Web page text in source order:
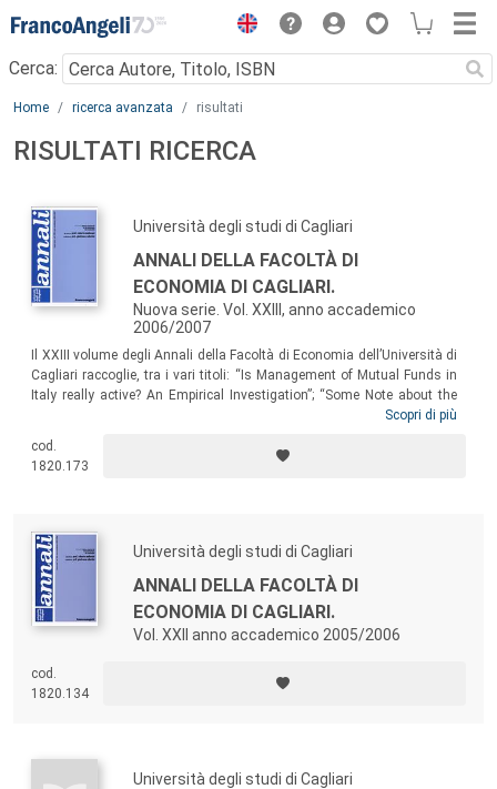
Menu
Cerca:
Main content
Home ricerca avanzata risultati
RISULTATI RICERCA
Università degli studi di Cagliari
ANNALI DELLA FACOLTÀ DI
ECONOMIA DI CAGLIARI.
Nuova serie. Vol. XXIII, anno accademico
2006/2007
Il XXIII volume degli Annali della Facoltà di Economia dell’Università di
Cagliari raccoglie, tra i vari titoli: “Is Management of Mutual Funds in
Italy really active? An Empirical Investigation”; “Some Note about the
Existence and Stability of Periodic solutions in non linear three-
problema distributivo nei sistemi economici capitalistici a decisioni
decentrate”; “Testing for asymmetric degrees of price stickiness within
Scopri di più
cod.
1820.173
Università degli studi di Cagliari
ANNALI DELLA FACOLTÀ DI
ECONOMIA DI CAGLIARI.
Vol. XXII anno accademico 2005/2006
cod.
1820.134
Università degli studi di Cagliari